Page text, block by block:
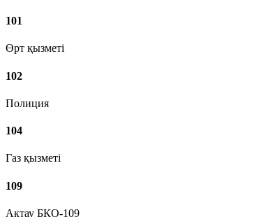
101
Өрт қызметі
102
Полиция
104
Газ қызметі
109
Ақтау БҚО-109